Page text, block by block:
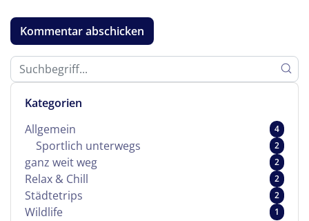
Kategorien
Allgemein
4
Sportlich unterwegs 2
ganz weit weg 2
Relax & Chill 2
Städtetrips 2
Wildlife 1